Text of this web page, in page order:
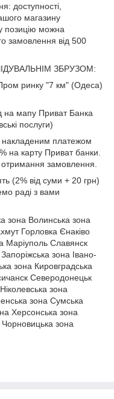
доступності,
магазину
позицію можна
замовлення від 500
ЗБРУЗОМ:
ринку "7 км" (Одеса)
на мапу Приват Банка
послуги)
накладеним платежом
на карту Приват банки.
замовлення.
(2% від суми + 20 грн)
раді з вами
зона Волинська зона
Горловка Єнаківо
Маріуполь Славянск
зона Івано-
зона Кировградська
Северодонецьк
зона
зона Сумська
Херсонська зона
зона